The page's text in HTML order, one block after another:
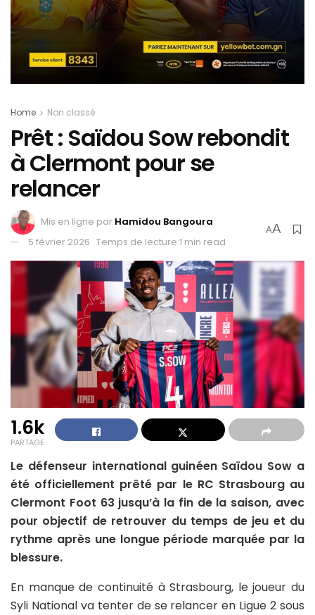
Home Non classé
Prêt : Saïdou Sow rebondit
à Clermont pour se
relancer
Mis en ligne par Hamidou Bangoura
5 février 2026 Temps de lecture:1 min read
AA
1.6k
PARTAGE
Le défenseur international guinéen Saïdou Sow a
été officiellement prêté par le RC Strasbourg au
Clermont Foot 63 jusqu’à la fin de la saison, avec
pour objectif de retrouver du temps de jeu et du
rythme après une longue période marquée par la
blessure.
En manque de continuité à Strasbourg, le joueur du
Syli National va tenter de se relancer en Ligue 2 sous